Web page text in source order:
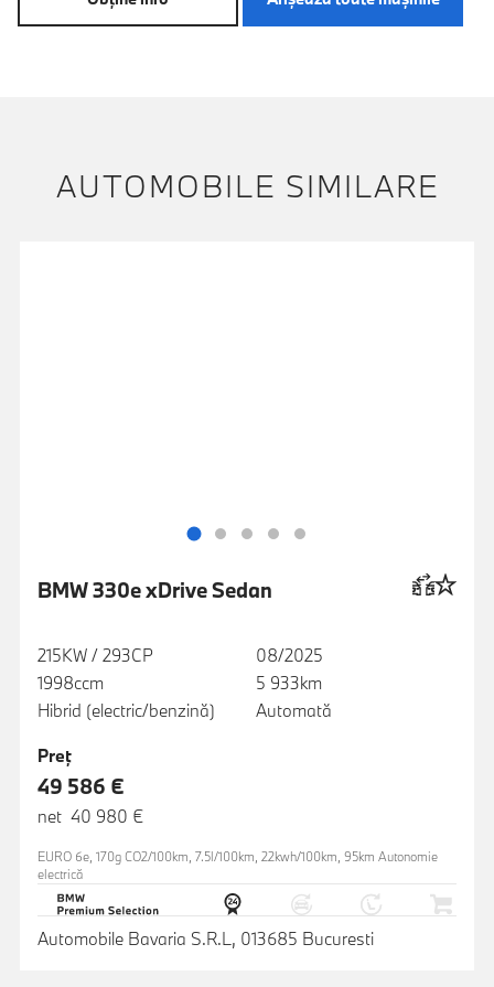
AUTOMOBILE SIMILARE
BMW 330e xDrive Sedan
215KW / 293CP
1998ccm
Hibrid (electric/benzină)
08/2025
5 933km
Automată
Preţ
49 586 €
net 40 980 €
EURO 6e, 170g CO2/100km, 7.5l/100km, 22kwh/100km, 95km Autonomie
electrică
Automobile Bavaria S.R.L, 013685 Bucuresti